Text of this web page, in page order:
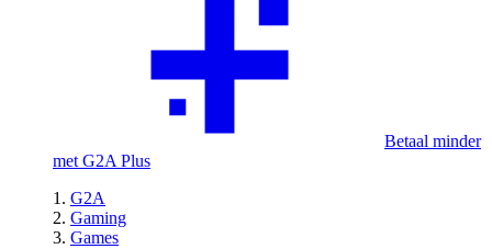
Betaal minder
met G2A Plus
G2A
Gaming
Games